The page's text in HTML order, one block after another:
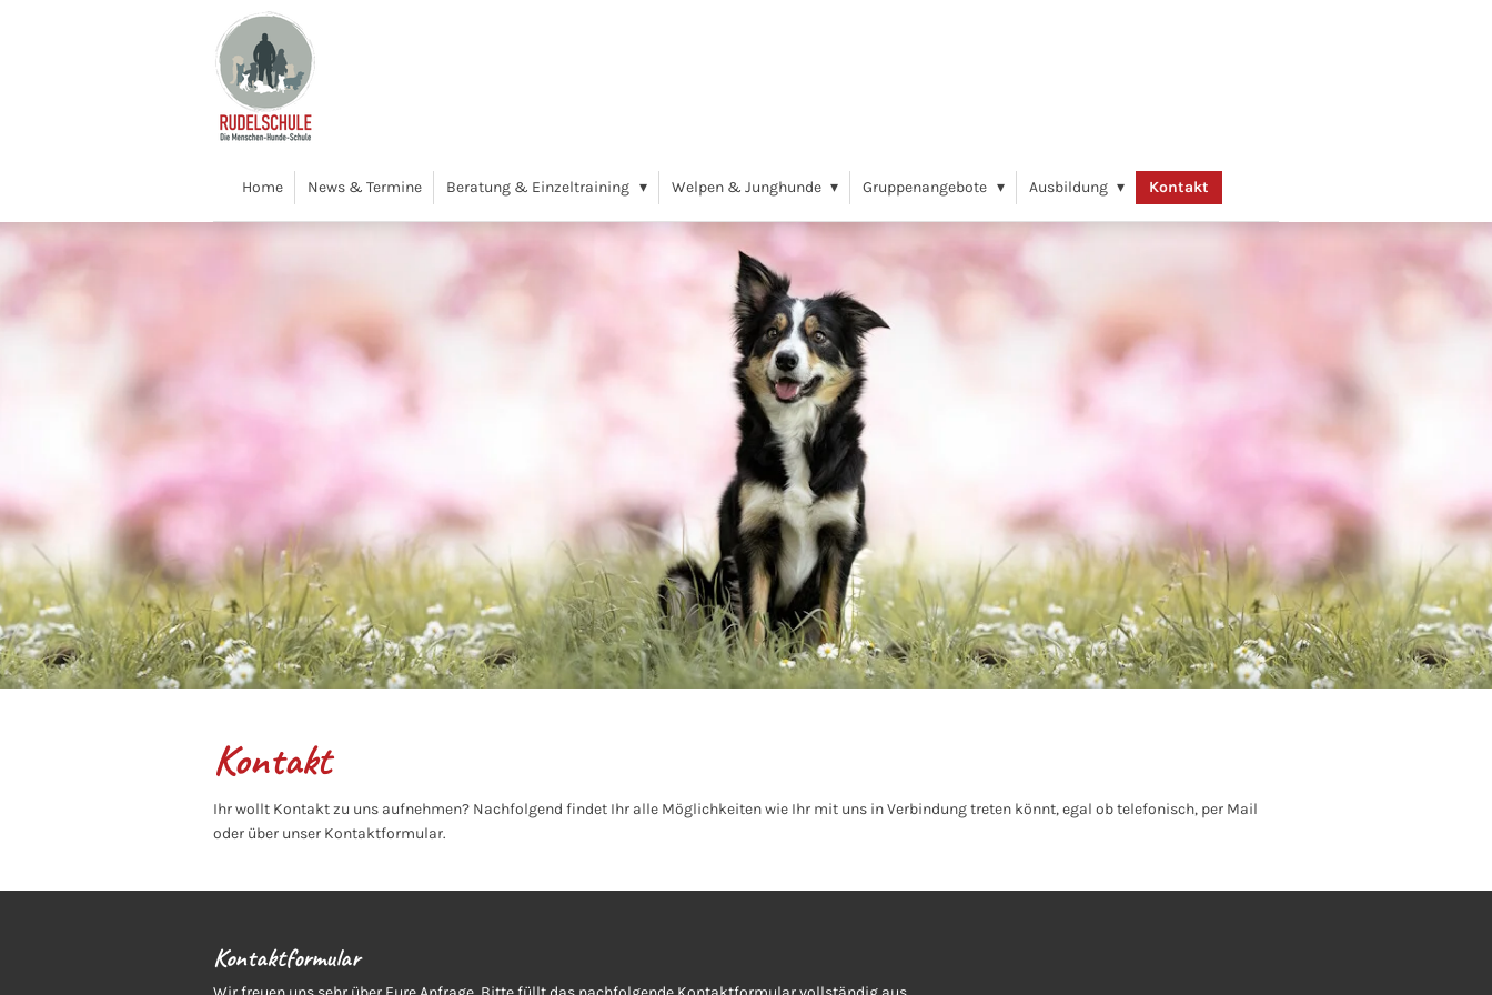
Home News & Termine Beratung & Einzeltraining Welpen & Junghunde Gruppenangebote Ausbildung Kontakt
Kontakt
Ihr wollt Kontakt zu uns aufnehmen? Nachfolgend findet Ihr alle Möglichkeiten wie Ihr mit uns in Verbindung treten könnt, egal ob telefonisch, per Mail
oder über unser Kontaktformular.
Kontaktformular